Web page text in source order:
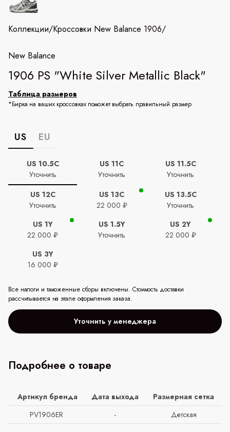
Коллекции/Кроссовки New Balance 1906/
New Balance
1906 PS "White Silver Metallic Black"
Таблица размеров
*Бирка на ваших кроссовках поможет выбрать правильный размер
US EU
US 10.5C
Уточнить
US 11C
Уточнить
US 11.5C
Уточнить
US 12C
Уточнить
US 13C
22 000 ₽
US 13.5C
Уточнить
US 1Y
22 000 ₽
US 1.5Y
Уточнить
US 2Y
22 000 ₽
US 3Y
16 000 ₽
Все налоги и таможенные сборы включены. Стоимость доставки
рассчитывается на этапе оформления заказа.
Уточнить у менеджера
Подробнее о товаре
Артикул бренда Дата выхода
Размерная сетка
PV1906ER
- Детская